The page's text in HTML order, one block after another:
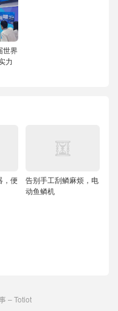
世界
力
，便
告别手工刮鳞麻烦，电
动鱼鳞机
– Totiot